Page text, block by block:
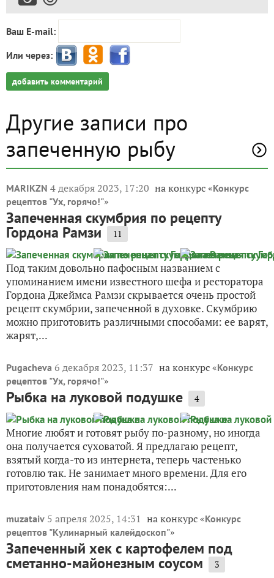
Ваш E-mail:
Или через:
добавить комментарий
Другие записи про
запеченную рыбу
MARIKZN 4 декабря 2023, 17:20 на конкурс «Конкурс
рецептов "Ух, горячо!"»
Запеченная скумбрия по рецепту
Гордона Рамзи 11
Под таким довольно пафосным названием с
упоминанием имени известного шефа и ресторатора
Гордона Джеймса Рамзи скрывается очень простой
рецепт скумбрии, запеченной в духовке. Скумбрию
можно приготовить различными способами: ее варят,
жарят,...
Pugacheva 6 декабря 2023, 11:37 на конкурс «Конкурс
рецептов "Ух, горячо!"»
Рыбка на луковой подушке 4
Многие любят и готовят рыбу по-разному, но иногда
она получается суховатой. Я предлагаю рецепт,
взятый когда-то из интернета, теперь частенько
готовлю так. Не занимает много времени. Для его
приготовления нам понадобятся:...
muzataiv 5 апреля 2025, 14:31 на конкурс «Конкурс
рецептов "Кулинарный калейдоскоп"»
Запеченный хек с картофелем под
сметанно-майонезным соусом 3